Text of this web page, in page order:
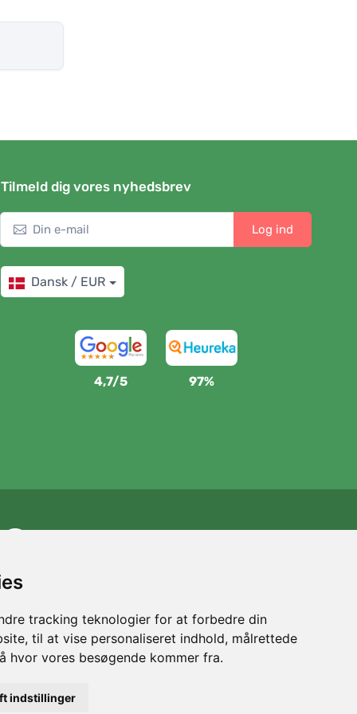
tracking teknologier for at forbedre din
til at vise personaliseret indhold, målrettede
hvor vores besøgende kommer fra.
indstillinger
Tilmeld dig vores nyhedsbrev
Log ind
Dansk / EUR
4,7/5 97%